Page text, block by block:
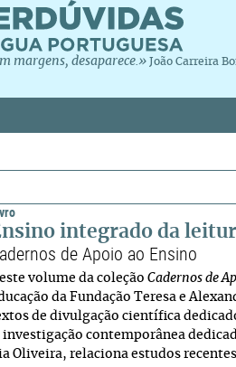
margens, desaparece.» João Carreira
integrado da
de Apoio ao Ensino
volume da coleção Cadernos de
da Fundação Teresa e
de divulgação científica
contemporânea
Oliveira, relaciona estudos